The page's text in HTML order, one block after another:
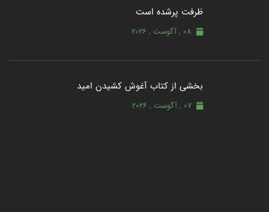
ظرفت پرشده‌ است
08 , آگوست , 2026
بخشی از کتاب آغوش کشیدن امید
07 , آگوست , 2026